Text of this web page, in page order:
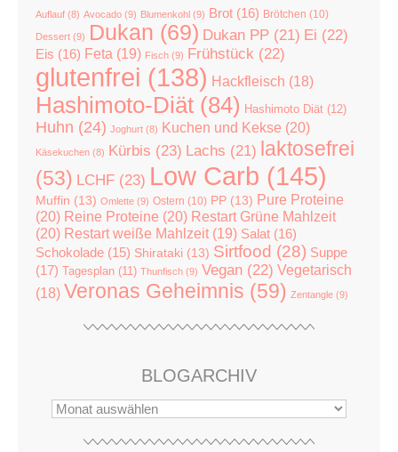
Auflauf (8) Avocado (9) Blumenkohl (9) Brot (16) Brötchen (10)
Dessert (9) Dukan (69) Dukan PP (21) Ei (22)
Eis (16) Feta (19) Fisch (9) Frühstück (22)
glutenfrei (138) Hackfleisch (18)
Hashimoto-Diät (84) Hashimoto Diät (12)
Huhn (24) Joghurt (8) Kuchen und Kekse (20)
Käsekuchen (8) Kürbis (23) Lachs (21) laktosefrei
(53) LCHF (23) Low Carb (145)
Muffin (13) Omlette (9) Ostern (10) PP (13) Pure Proteine
(20) Reine Proteine (20) Restart Grüne Mahlzeit
(20) Restart weiße Mahlzeit (19) Salat (16)
Schokolade (15) Shirataki (13) Sirtfood (28) Suppe
(17) Tagesplan (11) Thunfisch (9) Vegan (22) Vegetarisch
(18) Veronas Geheimnis (59) Zentangle (9)
BLOGARCHIV